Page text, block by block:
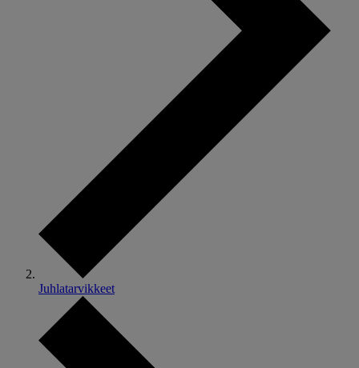
Juhlatarvikkeet